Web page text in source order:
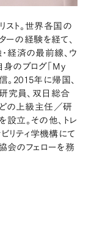
スト。世界各国の
の経験を経て、
経済の最前線、ウ
のブログ「My
2015年に帰国、
究員、双日総合
の上級主任／研
設立。その他、トレ
リティ学機構にて
会のフェローを務